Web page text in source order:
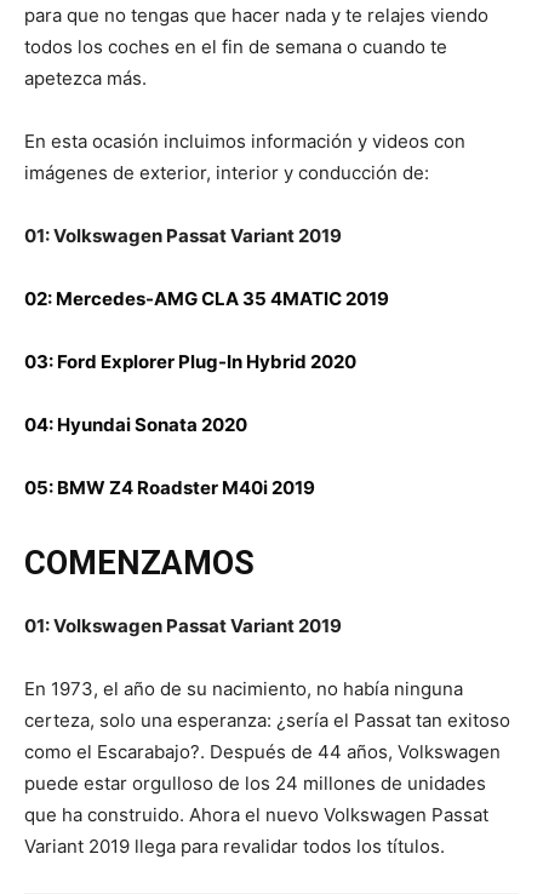
para que no tengas que hacer nada y te relajes viendo
todos los coches en el fin de semana o cuando te
apetezca más.
En esta ocasión incluimos información y videos con
imágenes de exterior, interior y conducción de:
01: Volkswagen Passat Variant 2019
02: Mercedes-AMG CLA 35 4MATIC 2019
03: Ford Explorer Plug-In Hybrid 2020
04: Hyundai Sonata 2020
05: BMW Z4 Roadster M40i 2019
COMENZAMOS
01: Volkswagen Passat Variant 2019
En 1973, el año de su nacimiento, no había ninguna
certeza, solo una esperanza: ¿sería el Passat tan exitoso
como el Escarabajo?. Después de 44 años, Volkswagen
puede estar orgulloso de los 24 millones de unidades
que ha construido. Ahora el nuevo Volkswagen Passat
Variant 2019 llega para revalidar todos los títulos.